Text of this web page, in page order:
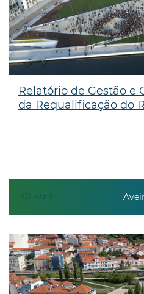
02 abril
Relatório de Gestão e
da Requalificação do